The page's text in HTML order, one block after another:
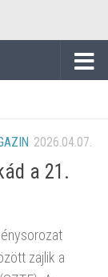
2026.04.07.
a 21.
zajlik a